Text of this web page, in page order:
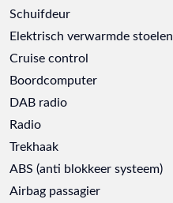
Schuifdeur
Elektrisch verwarmde stoelen
Cruise control
Boordcomputer
DAB radio
Radio
Trekhaak
ABS (anti blokkeer systeem)
Airbag passagier